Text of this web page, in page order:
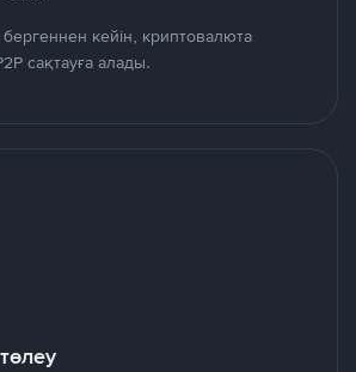
кейін, криптовалюта
сақтауға алады.